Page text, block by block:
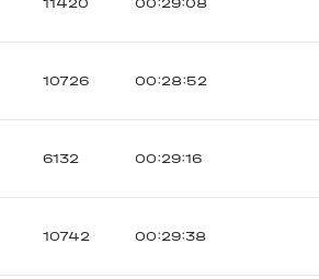
11420 00:29:08
10726 00:28:52
6132 00:29:16
10742 00:29:38